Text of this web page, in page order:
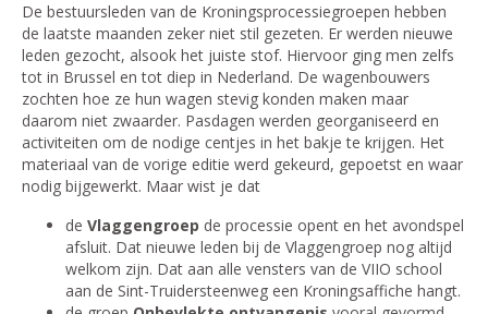
De bestuursleden van de Kroningsprocessiegroepen hebben
de laatste maanden zeker niet stil gezeten. Er werden nieuwe
leden gezocht, alsook het juiste stof. Hiervoor ging men zelfs
tot in Brussel en tot diep in Nederland. De wagenbouwers
zochten hoe ze hun wagen stevig konden maken maar
daarom niet zwaarder. Pasdagen werden georganiseerd en
activiteiten om de nodige centjes in het bakje te krijgen. Het
materiaal van de vorige editie werd gekeurd, gepoetst en waar
nodig bijgewerkt. Maar wist je dat
de Vlaggengroep de processie opent en het avondspel
afsluit. Dat nieuwe leden bij de Vlaggengroep nog altijd
welkom zijn. Dat aan alle vensters van de VIIO school
aan de Sint-Truidersteenweg een Kroningsaffiche hangt.